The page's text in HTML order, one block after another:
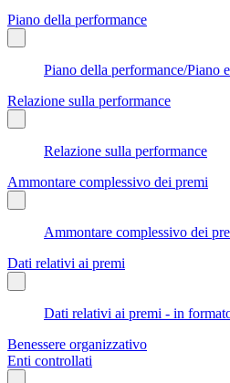
Piano della performance
Piano della performance/Piano
Relazione sulla performance
Relazione sulla performance
Ammontare complessivo dei premi
Ammontare complessivo dei
Dati relativi ai premi
Dati relativi ai premi - in
Benessere organizzativo
Enti controllati